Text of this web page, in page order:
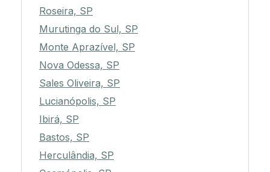
Roseira, SP
Murutinga do Sul, SP
Monte Aprazível, SP
Nova Odessa, SP
Sales Oliveira, SP
Lucianópolis, SP
Ibirá, SP
Bastos, SP
Herculândia, SP